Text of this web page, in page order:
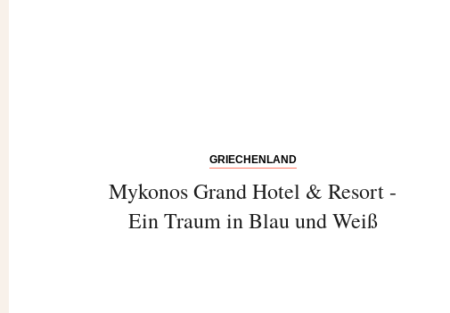
GRIECHENLAND
Mykonos Grand Hotel & Resort -
Ein Traum in Blau und Weiß